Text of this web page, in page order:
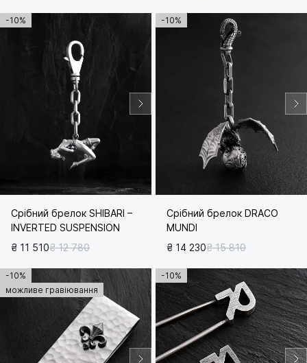
-10%
Срібний брелок SHIBARI –
INVERTED SUSPENSION
₴ 11 510₴ 12 780
-10%
Срібний брелок DRACO
MUNDI
₴ 14 230₴ 15 810
-10%
можливе гравіювання
-10%